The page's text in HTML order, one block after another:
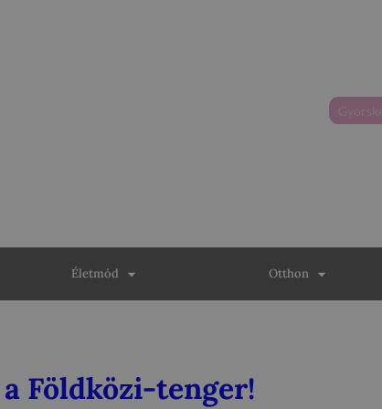
Életmód Otthon
Földközi-tenger!